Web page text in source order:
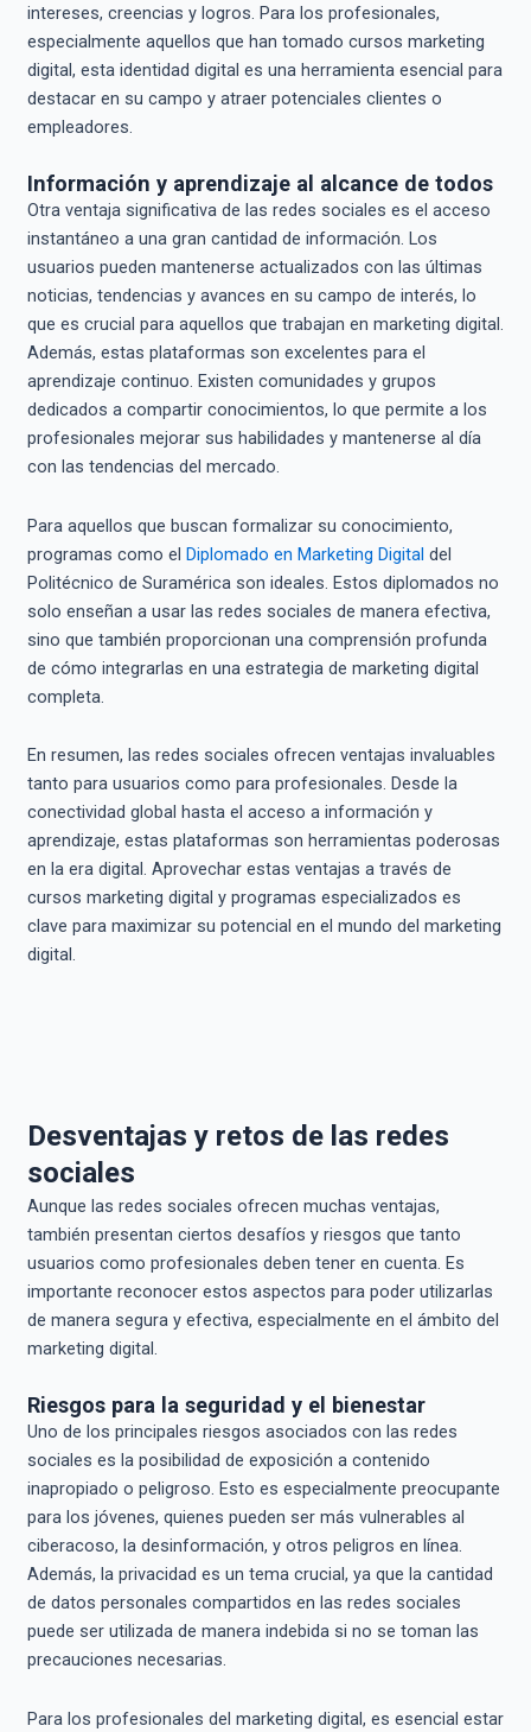
intereses, creencias y logros. Para los profesionales,
especialmente aquellos que han tomado cursos marketing
digital, esta identidad digital es una herramienta esencial para
destacar en su campo y atraer potenciales clientes o
empleadores.
Información y aprendizaje al alcance de todos
Otra ventaja significativa de las redes sociales es el acceso
instantáneo a una gran cantidad de información. Los
usuarios pueden mantenerse actualizados con las últimas
noticias, tendencias y avances en su campo de interés, lo
que es crucial para aquellos que trabajan en marketing digital.
Además, estas plataformas son excelentes para el
aprendizaje continuo. Existen comunidades y grupos
dedicados a compartir conocimientos, lo que permite a los
profesionales mejorar sus habilidades y mantenerse al día
con las tendencias del mercado.
Para aquellos que buscan formalizar su conocimiento,
programas como el Diplomado en Marketing Digital del
Politécnico de Suramérica son ideales. Estos diplomados no
solo enseñan a usar las redes sociales de manera efectiva,
sino que también proporcionan una comprensión profunda
de cómo integrarlas en una estrategia de marketing digital
completa.
En resumen, las redes sociales ofrecen ventajas invaluables
tanto para usuarios como para profesionales. Desde la
conectividad global hasta el acceso a información y
aprendizaje, estas plataformas son herramientas poderosas
en la era digital. Aprovechar estas ventajas a través de
cursos marketing digital y programas especializados es
clave para maximizar su potencial en el mundo del marketing
digital.
Desventajas y retos de las redes
sociales
Aunque las redes sociales ofrecen muchas ventajas,
también presentan ciertos desafíos y riesgos que tanto
usuarios como profesionales deben tener en cuenta. Es
importante reconocer estos aspectos para poder utilizarlas
de manera segura y efectiva, especialmente en el ámbito del
marketing digital.
Riesgos para la seguridad y el bienestar
Uno de los principales riesgos asociados con las redes
sociales es la posibilidad de exposición a contenido
inapropiado o peligroso. Esto es especialmente preocupante
para los jóvenes, quienes pueden ser más vulnerables al
ciberacoso, la desinformación, y otros peligros en línea.
Además, la privacidad es un tema crucial, ya que la cantidad
de datos personales compartidos en las redes sociales
puede ser utilizada de manera indebida si no se toman las
precauciones necesarias.
Para los profesionales del marketing digital, es esencial estar